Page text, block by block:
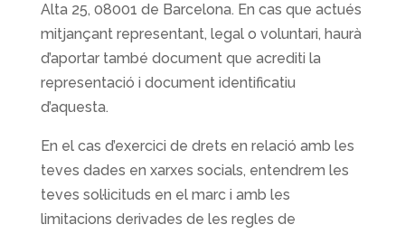
Alta 25, 08001 de Barcelona. En cas que actués
mitjançant representant, legal o voluntari, haurà
d’aportar també document que acrediti la
representació i document identificatiu
d’aquesta.
En el cas d’exercici de drets en relació amb les
teves dades en xarxes socials, entendrem les
teves sol·licituds en el marc i amb les
limitacions derivades de les regles de